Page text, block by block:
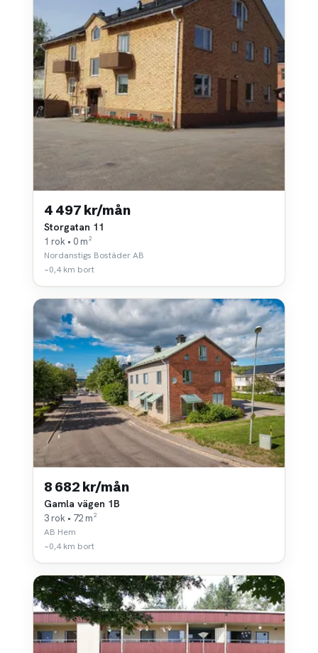
4 497 kr/mån
Storgatan 11
1 rok • 0 m²
Nordanstigs Bostäder AB
~0,4 km bort
8 682 kr/mån
Gamla vägen 1B
3 rok • 72 m²
AB Hem
~0,4 km bort